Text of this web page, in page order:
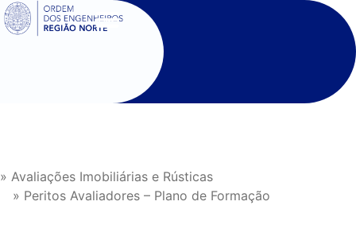
SIGOE
» Avaliações Imobiliárias e Rústicas
» Peritos Avaliadores – Plano de Formação